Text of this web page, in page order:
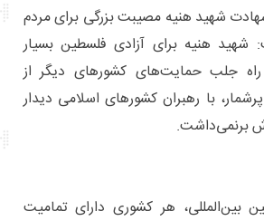
شهادت شهید هنیه مصیبت بزرگی برای مردم
هنیه برای آزادی فلسطین بسیار
جلب حمایت‌های کشورهای دیگر از
با رهبران کشورهای اسلامی دیدار
برنمی‌داشت.
بین‌المللی، هر کشوری دارای تمامیت